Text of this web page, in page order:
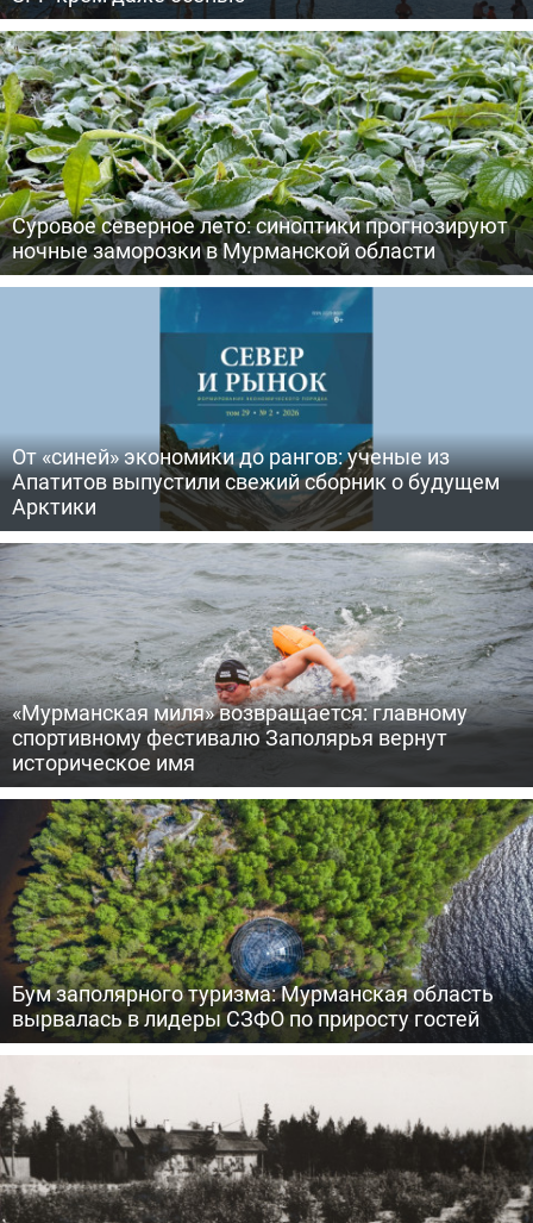
Суровое северное лето: синоптики прогнозируют
ночные заморозки в Мурманской области
От «синей» экономики до рангов: ученые из
Апатитов выпустили свежий сборник о будущем
Арктики
«Мурманская миля» возвращается: главному
спортивному фестивалю Заполярья вернут
историческое имя
Бум заполярного туризма: Мурманская область
вырвалась в лидеры СЗФО по приросту гостей